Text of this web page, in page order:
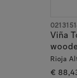
Viña
Rioja
€